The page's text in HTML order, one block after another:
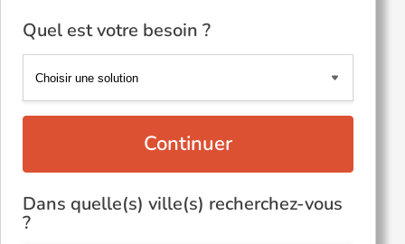
Quel est votre besoin ?
Continuer
Dans quelle(s) ville(s) recherchez-vous
?